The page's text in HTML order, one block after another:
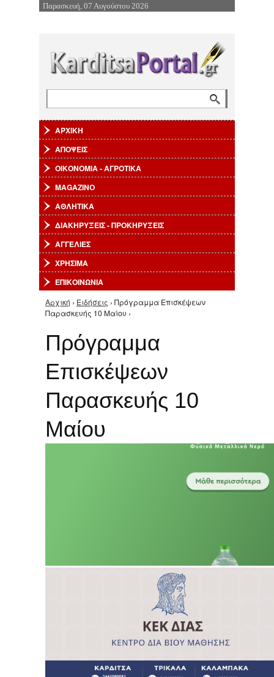
Επιστροφή στην Πλοήγηση
Παρασκευή, 07 Αυγούστου 2026
ΑΡΧΙΚΗ
ΑΠΟΨΕΙΣ
ΟΙΚΟΝΟΜΙΑ - ΑΓΡΟΤΙΚΑ
MAGAZINO
ΑΘΛΗΤΙΚΑ
ΔΙΑΚΗΡΥΞΕΙΣ - ΠΡΟΚΗΡΥΞΕΙΣ
ΑΓΓΕΛΙΕΣ
ΧΡΗΣΙΜΑ
ΕΠΙΚΟΙΝΩΝΙΑ
Είστε εδώ
Αρχική › Ειδήσεις › Πρόγραμμα Επισκέψεων
Παρασκευής 10 Μαίου ›
Πρόγραμμα
Επισκέψεων
Παρασκευής 10
Μαίου